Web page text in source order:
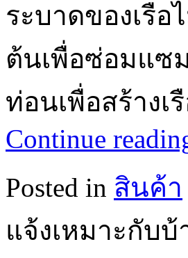
ระบาดของเรื
ต้นเพื่อซ่อมแซ
ท่อนเพื่อสร้าง
Continue
Posted in สินค้า
แจ้งเหมาะกับ